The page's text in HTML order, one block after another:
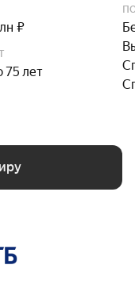
₽
75 лет